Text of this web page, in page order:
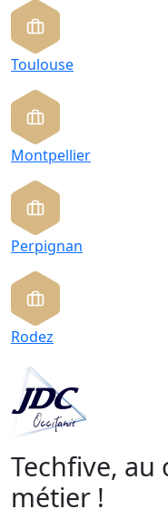
Toulouse
Montpellier
Perpignan
Rodez
Techfive,
métier !